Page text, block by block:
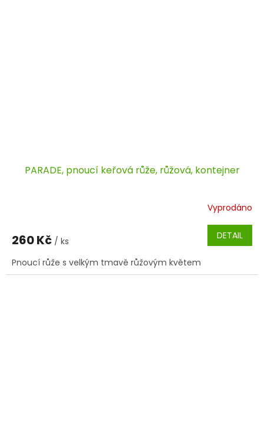
PARADE, pnoucí keřová růže, růžová, kontejner
Vyprodáno
260 Kč / ks DETAIL
Pnoucí růže s velkým tmavě růžovým květem